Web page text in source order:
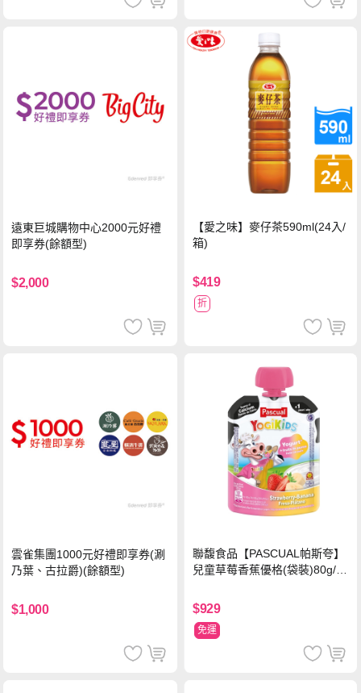
遠東巨城購物中心2000元好禮
即享券(餘額型)
$2,000
【愛之味】麥仔茶590ml(24入/
箱)
$419
折
雲雀集團1000元好禮即享券(涮
乃葉、古拉爵)(餘額型)
$1,000
聯馥食品【PASCUAL帕斯夸】
兒童草莓香蕉優格(袋裝)80g/袋
$929
免運